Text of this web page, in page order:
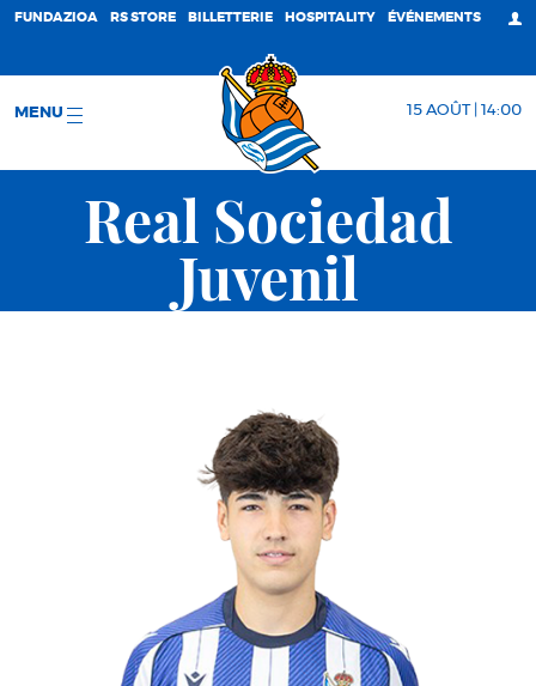
FUNDAZIOA RS STORE BILLETTERIE HOSPITALITY ÉVÉNEMENTS
MENU 15 AOÛT | 14:00
Real Sociedad
Juvenil